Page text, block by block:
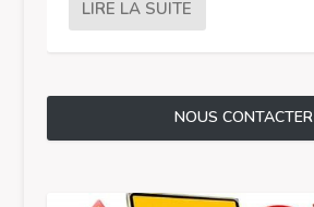
LIRE LA SUITE
NOUS CONTACTER